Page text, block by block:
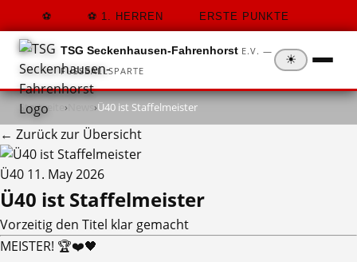
1. HERREN ERSTE PUNKTE
TSG Seckenhausen-Fahrenhorst E.V. —
FUSSBALLSPARTE
☀
Startseite › ›Ü40 ist Staffelmeister
← Zurück zur Übersicht
Ü40 11. May 2026
Ü40 ist Staffelmeister
Vorzeitig den Titel klar gemacht
MEISTER! 🏆❤️🖤